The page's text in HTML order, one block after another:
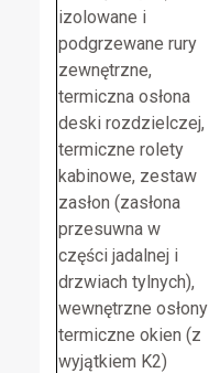
izolowane i
podgrzewane rury
zewnętrzne,
termiczna osłona
deski rozdzielczej,
termiczne rolety
kabinowe, zestaw
zasłon (zasłona
przesuwna w
części jadalnej i
drzwiach tylnych),
wewnętrzne osłony
termiczne okien (z
wyjątkiem K2)